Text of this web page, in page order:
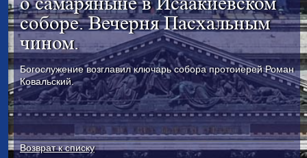
соборе. Вечерня Пасхальным
чином.
Богослужение возглавил ключарь собора протоиерей Роман
Ковальский.
Возврат к списку